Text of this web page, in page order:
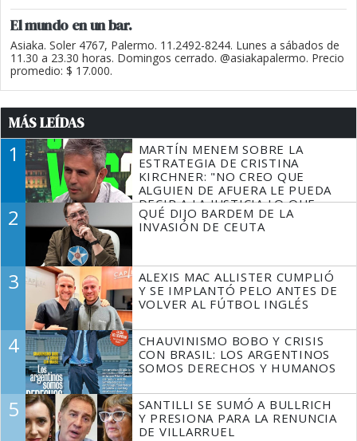
El mundo en un bar.
Asiaka. Soler 4767, Palermo. 11.2492-8244. Lunes a sábados de
11.30 a 23.30 horas. Domingos cerrado. @asiakapalermo. Precio
promedio: $ 17.000.
MÁS LEÍDAS
1
MARTÍN MENEM SOBRE LA
ESTRATEGIA DE CRISTINA
KIRCHNER: "NO CREO QUE
ALGUIEN DE AFUERA LE PUEDA
DECIR A LA JUSTICIA LO QUE
TIENE QUE HACER"
2
QUÉ DIJO BARDEM DE LA
INVASIÓN DE CEUTA
3
ALEXIS MAC ALLISTER CUMPLIÓ
Y SE IMPLANTÓ PELO ANTES DE
VOLVER AL FÚTBOL INGLÉS
4
CHAUVINISMO BOBO Y CRISIS
CON BRASIL: LOS ARGENTINOS
SOMOS DERECHOS Y HUMANOS
5
SANTILLI SE SUMÓ A BULLRICH
Y PRESIONA PARA LA RENUNCIA
DE VILLARRUEL